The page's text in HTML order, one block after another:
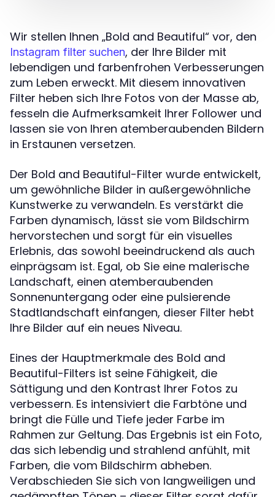
Wir stellen Ihnen „Bold and Beautiful“ vor, den
Instagram filter suchen, der Ihre Bilder mit
lebendigen und farbenfrohen Verbesserungen
zum Leben erweckt. Mit diesem innovativen
Filter heben sich Ihre Fotos von der Masse ab,
fesseln die Aufmerksamkeit Ihrer Follower und
lassen sie von Ihren atemberaubenden Bildern
in Erstaunen versetzen.
Der Bold and Beautiful-Filter wurde entwickelt,
um gewöhnliche Bilder in außergewöhnliche
Kunstwerke zu verwandeln. Es verstärkt die
Farben dynamisch, lässt sie vom Bildschirm
hervorstechen und sorgt für ein visuelles
Erlebnis, das sowohl beeindruckend als auch
einprägsam ist. Egal, ob Sie eine malerische
Landschaft, einen atemberaubenden
Sonnenuntergang oder eine pulsierende
Stadtlandschaft einfangen, dieser Filter hebt
Ihre Bilder auf ein neues Niveau.
Eines der Hauptmerkmale des Bold and
Beautiful-Filters ist seine Fähigkeit, die
Sättigung und den Kontrast Ihrer Fotos zu
verbessern. Es intensiviert die Farbtöne und
bringt die Fülle und Tiefe jeder Farbe im
Rahmen zur Geltung. Das Ergebnis ist ein Foto,
das sich lebendig und strahlend anfühlt, mit
Farben, die vom Bildschirm abheben.
Verabschieden Sie sich von langweiligen und